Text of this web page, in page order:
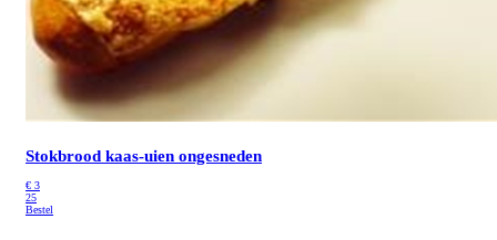
Stokbrood kaas-uien ongesneden
€ 3
25
Bestel